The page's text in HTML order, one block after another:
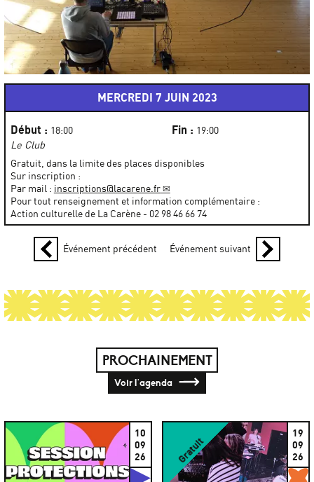
MERCREDI 7 JUIN 2023
Début : 18:00 Fin : 19:00
Le Club
Gratuit, dans la limite des places disponibles
Sur inscription :
Par mail : inscriptions@lacarene.fr
Pour tout renseignement et information complémentaire :
Action culturelle de La Carène - 02 98 46 66 74
Événement précédent Événement suivant
PROCHAINEMENT
Voir l'agenda
10
09
26
Studios
Gratuit
19
09
26